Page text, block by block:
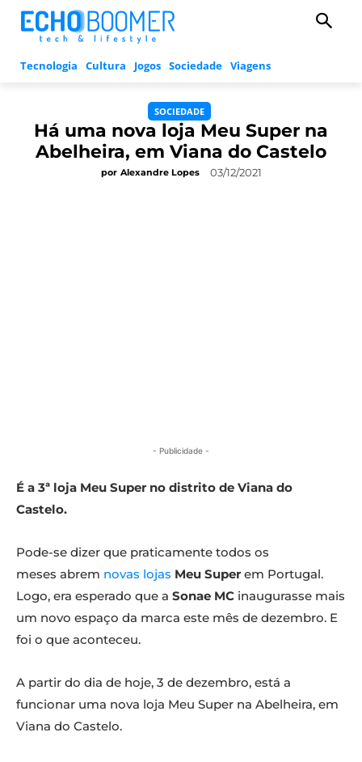
Tecnologia Cultura Jogos Sociedade Viagens
SOCIEDADE
Há uma nova loja Meu Super na
Abelheira, em Viana do Castelo
por Alexandre Lopes 03/12/2021
- Publicidade -
É a 3ª loja Meu Super no distrito de Viana do
Castelo.
Pode-se dizer que praticamente todos os
meses abrem novas lojas Meu Super em Portugal.
Logo, era esperado que a Sonae MC inaugurasse mais
um novo espaço da marca este mês de dezembro. E
foi o que aconteceu.
A partir do dia de hoje, 3 de dezembro, está a
funcionar uma nova loja Meu Super na Abelheira, em
Viana do Castelo.